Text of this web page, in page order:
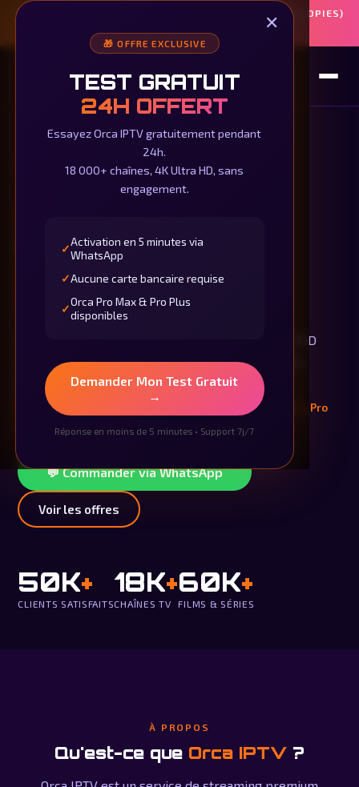
✕
🎁 OFFRE EXCLUSIVE
TEST GRATUIT
24H OFFERT
Essayez Orca IPTV gratuitement pendant
24h.
18 000+ chaînes, 4K Ultra HD, sans
engagement.
✓Activation en 5 minutes via
WhatsApp
✓Aucune carte bancaire requise
✓Orca Pro Max & Pro Plus
disponibles
Demander Mon Test Gratuit
→
Réponse en moins de 5 minutes • Support 7j/7
⚠️ SITE OFFICIEL : ORCAAIPTV.FR ! (ATTENTION AUX COPIES)
⚠️
ORCAAIPTV
#1 IPTV EN FRANCE 🇫🇷
Abonnement
Orca Pro Max&
Pro Plus2026
en Full HD, VOD
illimitée et contenus premium avec Orca Pro Plus.
Solution stable, rapide et compatible partout.
Orca IPTV — Le Meilleur fournisseur d'abonnement Orca Pro
💬 Commander via WhatsApp
Voir les offres
50K+
CLIENTS SATISFAITS
18K+
CHAÎNES TV
60K+
FILMS & SÉRIES
À PROPOS
Qu'est-ce que Orca IPTV ?